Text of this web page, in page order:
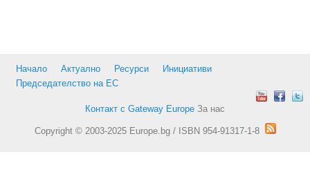
Начало Актуално Ресурси
Инициативи
Председателство на ЕС
Контакт с Gateway Europe За нас
Copyright © 2003-2025 Europe.bg / ISBN 954-91317-1-8